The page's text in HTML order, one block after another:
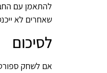
להתאמן עם
שאחרים לא
לסיכום
אם לשחק